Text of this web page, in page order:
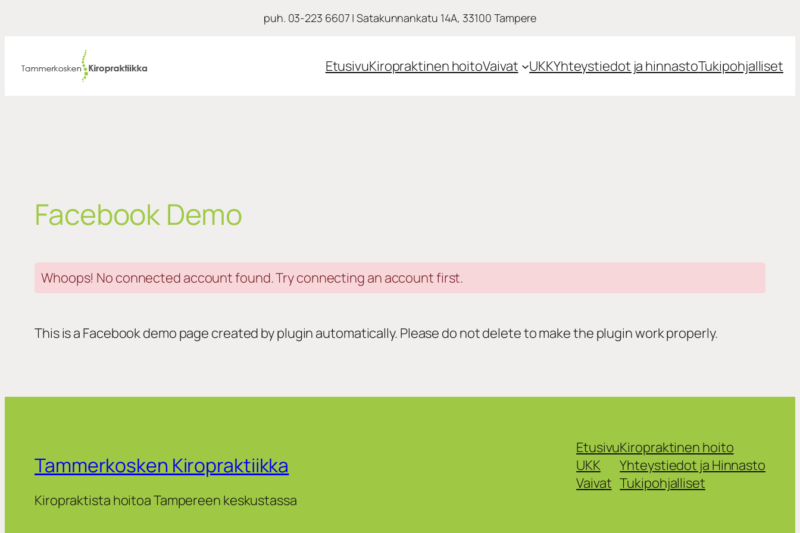
puh. 03-223 6607 | Satakunnankatu 14A, 33100 Tampere
EtusivuKiropraktinen hoitoVaivat UKKYhteystiedot ja hinnastoTukipohjalliset
Facebook Demo
Whoops! No connected account found. Try connecting an account first.
This is a Facebook demo page created by plugin automatically. Please do not delete to make the plugin work properly.
Tammerkosken Kiropraktiikka
Kiropraktista hoitoa Tampereen keskustassa
Etusivu
UKK
Vaivat
Kiropraktinen hoito
Yhteystiedot ja Hinnasto
Tukipohjalliset